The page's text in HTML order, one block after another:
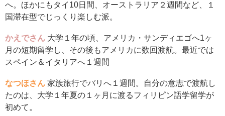
へ。ほかにもタイ10日間、オーストラリア２週間など、１
国滞在型でじっくり楽しむ派。
かえでさん 大学１年の頃、アメリカ・サンディエゴへ1ヶ
月の短期留学し、その後もアメリカに数回渡航。最近では
スペイン＆イタリアへ１週間
なつほさん 家族旅行でバリへ１週間。自分の意志で渡航し
たのは、大学１年夏の１ヶ月に渡るフィリピン語学留学が
初めて。